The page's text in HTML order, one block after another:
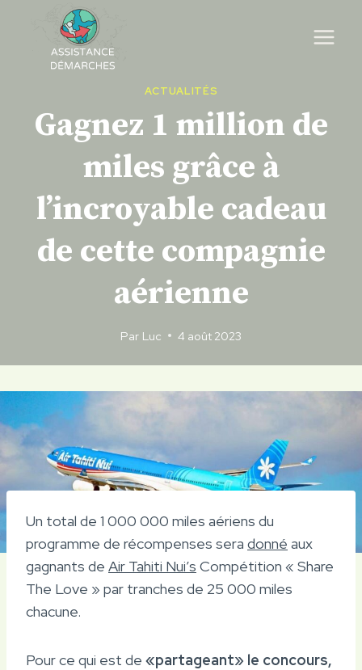
content
ACTUALITÉS
Gagnez 1 million de
miles grâce à
l’incroyable cadeau
de cette compagnie
aérienne
Par Luc 4 août 2023
Un total de 1 000 000 miles aériens du
programme de récompenses sera donné aux
gagnants de Air Tahiti Nui’s Compétition « Share
The Love » par tranches de 25 000 miles
chacune.
Pour ce qui est de «partageant» le concours,